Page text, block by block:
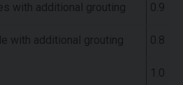
with additional grouting 0.9
with additional grouting 0.8
1.0